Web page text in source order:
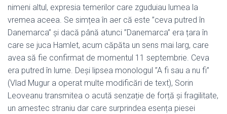
nimeni altul, expresia temerilor care zguduiau lumea la
vremea aceea. Se simțea în aer că este ”ceva putred în
Danemarca” și dacă până atunci ”Danemarca” era țara în
care se juca Hamlet, acum căpăta un sens mai larg, care
avea să fie confirmat de momentul 11 septembrie. Ceva
era putred în lume. Deși lipsea monologul ”A fi sau a nu fi”
(Vlad Mugur a operat multe modificări de text), Sorin
Leoveanu transmitea o acută senzație de forță și fragilitate,
un amestec straniu dar care surprindea esența piesei